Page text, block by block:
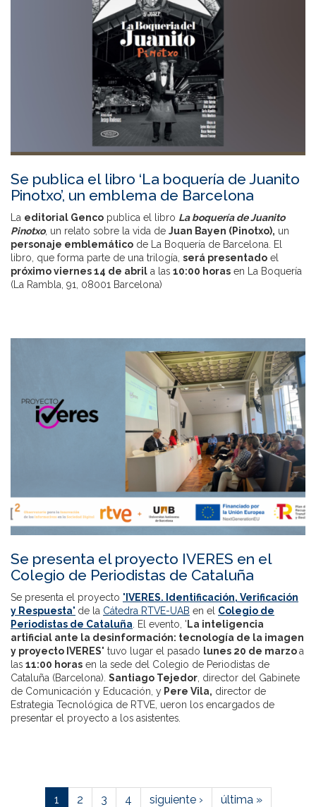
Se publica el libro ‘La boquería de Juanito
Pinotxo’, un emblema de Barcelona
La editorial Genco publica el libro La boquería de Juanito
Pinotxo, un relato sobre la vida de Juan Bayen (Pinotxo), un
personaje emblemático de La Boquería de Barcelona. El
libro, que forma parte de una trilogía, será presentado el
próximo viernes 14 de abril a las 10:00 horas en La Boquería
(La Rambla, 91, 08001 Barcelona)
Se presenta el proyecto IVERES en el
Colegio de Periodistas de Cataluña
Se presenta el proyecto 'IVERES. Identificación, Verificación
y Respuesta' de la Cátedra RTVE-UAB en el Colegio de
Periodistas de Cataluña . El evento, ' La inteligencia
artificial ante la desinformación: tecnología de la imagen
y proyecto IVERES' tuvo lugar el pasado lunes 20 de marzoa
las 11:00 horas en la sede del Colegio de Periodistas de
Cataluña (Barcelona). Santiago Tejedor , director del Gabinete
de Comunicación y Educación, y Pere Vila, director de
Estrategia Tecnológica de RTVE, ueron los encargados de
presentar el proyecto a los asistentes.
1 2 3 4 siguiente › última »